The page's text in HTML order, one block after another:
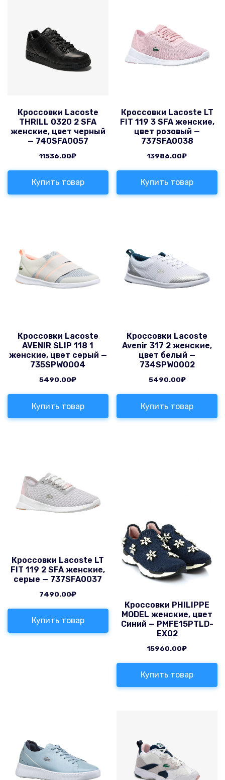
Кроссовки Lacoste
THRILL 0320 2 SFA
женские, цвет черный
— 740SFA0057
11536.00₽
Купить товар
Кроссовки Lacoste LT
FIT 119 3 SFA женские,
цвет розовый —
737SFA0038
13986.00₽
Купить товар
Кроссовки Lacoste
AVENIR SLIP 118 1
женские, цвет серый —
735SPW0004
5490.00₽
Купить товар
Кроссовки Lacoste
Avenir 317 2 женские,
цвет белый —
734SPW0002
5490.00₽
Купить товар
Кроссовки Lacoste LT
FIT 119 2 SFA женские,
серые — 737SFA0037
7490.00₽
Купить товар
Кроссовки PHILIPPE
MODEL женские, цвет
Синий — PMFE15PTLD-
EX02
15960.00₽
Купить товар